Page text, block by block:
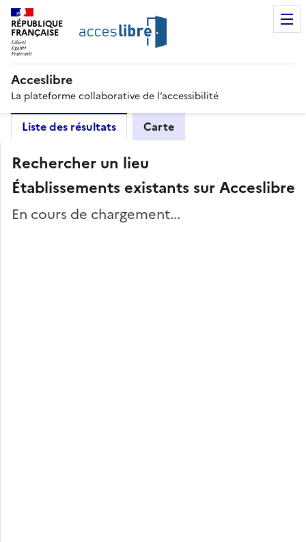
RÉPUBLIQUE
FRANÇAISE
Acceslibre
La plateforme collaborative de l’accessibilité
Liste des résultats Carte
Rechercher un lieu
Établissements existants sur Acceslibre
En cours de chargement...